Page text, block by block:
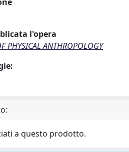
l'opera
PHYSICAL ANTHROPOLOGY
a questo prodotto.